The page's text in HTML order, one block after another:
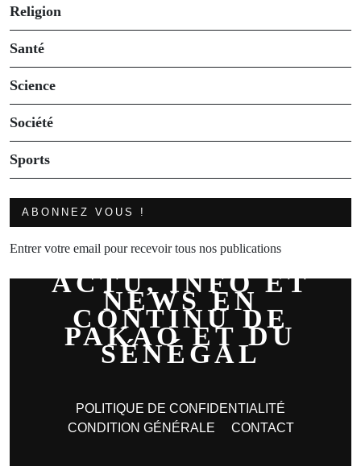
Religion
Santé
Science
Société
Sports
ABONNEZ VOUS !
Entrer votre email pour recevoir tous nos publications
ACTU, INFO ET
NEWS EN
CONTINU DE
PAKAO ET DU
SÉNÉGAL
POLITIQUE DE CONFIDENTIALITÉ
CONDITION GÉNÉRALE
CONTACT